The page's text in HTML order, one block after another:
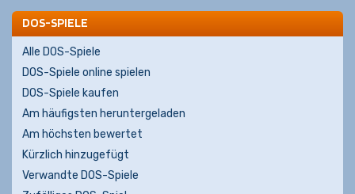
DOS-SPIELE
Alle DOS-Spiele
DOS-Spiele online spielen
DOS-Spiele kaufen
Am häufigsten heruntergeladen
Am höchsten bewertet
Kürzlich hinzugefügt
Verwandte DOS-Spiele